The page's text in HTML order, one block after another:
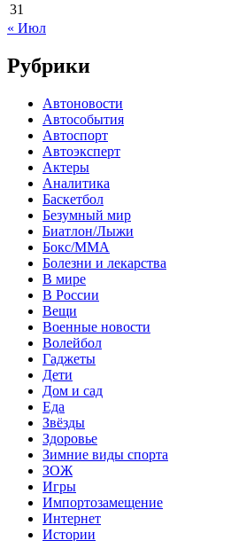
31
« Июл
Рубрики
Автоновости
Автособытия
Автоспорт
Автоэксперт
Актеры
Аналитика
Баскетбол
Безумный мир
Биатлон/Лыжи
Бокс/MMA
Болезни и лекарства
В мире
В России
Вещи
Военные новости
Волейбол
Гаджеты
Дети
Дом и сад
Еда
Звёзды
Здоровье
Зимние виды спорта
ЗОЖ
Игры
Импортозамещение
Интернет
Истории